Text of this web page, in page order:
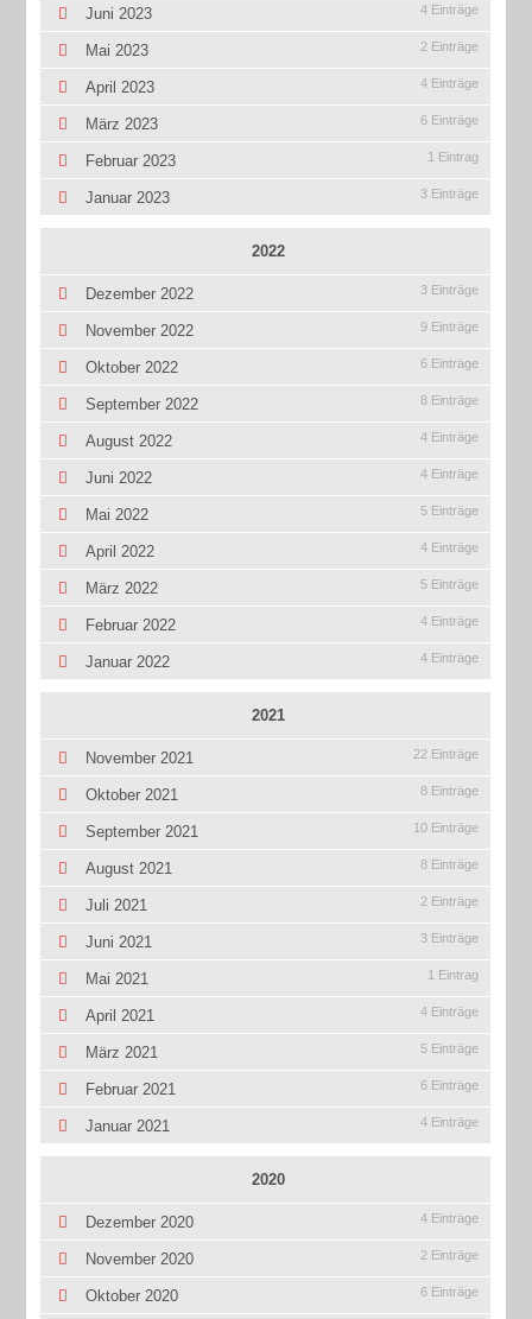
Juni 2023 4 Einträge
Mai 2023 2 Einträge
April 2023 4 Einträge
März 2023 6 Einträge
Februar 2023 1 Eintrag
Januar 2023 3 Einträge
2022
Dezember 2022 3 Einträge
November 2022 9 Einträge
Oktober 2022 6 Einträge
September 2022 8 Einträge
August 2022 4 Einträge
Juni 2022 4 Einträge
Mai 2022 5 Einträge
April 2022 4 Einträge
März 2022 5 Einträge
Februar 2022 4 Einträge
Januar 2022 4 Einträge
2021
November 2021 22 Einträge
Oktober 2021 8 Einträge
September 2021 10 Einträge
August 2021 8 Einträge
Juli 2021 2 Einträge
Juni 2021 3 Einträge
Mai 2021 1 Eintrag
April 2021 4 Einträge
März 2021 5 Einträge
Februar 2021 6 Einträge
Januar 2021 4 Einträge
2020
Dezember 2020 4 Einträge
November 2020 2 Einträge
Oktober 2020 6 Einträge